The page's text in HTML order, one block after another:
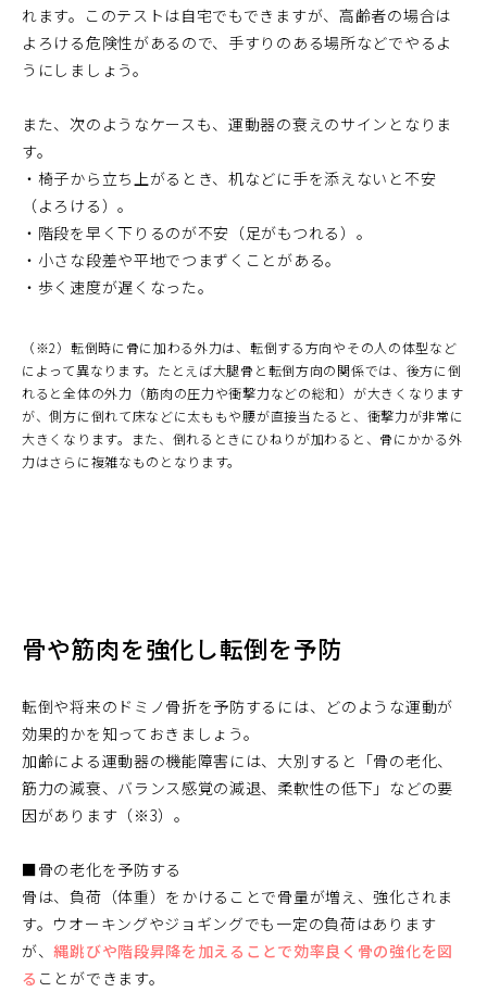
れます。このテストは自宅でもできますが、高齢者の場合は
よろける危険性があるので、手すりのある場所などでやるよ
うにしましょう。
また、次のようなケースも、運動器の衰えのサインとなりま
す。
・椅子から立ち上がるとき、机などに手を添えないと不安
（よろける）。
・階段を早く下りるのが不安（足がもつれる）。
・小さな段差や平地でつまずくことがある。
・歩く速度が遅くなった。
（※2）転倒時に骨に加わる外力は、転倒する方向やその人の体型など
によって異なります。たとえば大腿骨と転倒方向の関係では、後方に倒
れると全体の外力（筋肉の圧力や衝撃力などの総和）が大きくなります
が、側方に倒れて床などに太ももや腰が直接当たると、衝撃力が非常に
大きくなります。また、倒れるときにひねりが加わると、骨にかかる外
力はさらに複雑なものとなります。
骨や筋肉を強化し転倒を予防
転倒や将来のドミノ骨折を予防するには、どのような運動が
効果的かを知っておきましょう。
加齢による運動器の機能障害には、大別すると「骨の老化、
筋力の減衰、バランス感覚の減退、柔軟性の低下」などの要
因があります（※3）。
■骨の老化を予防する
骨は、負荷（体重）をかけることで骨量が増え、強化されま
す。ウオーキングやジョギングでも一定の負荷はあります
が、縄跳びや階段昇降を加えることで効率良く骨の強化を図
る ことができます。